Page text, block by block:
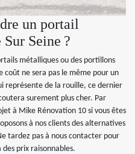
un portail
Seine ?
métalliques ou des portillons
coût ne sera pas le même pour un
représente de la rouille, ce dernier
surement plus cher. Par
à Mike Rénovation 10 si vous êtes
à nos clients des alternatives
tardez pas à nous contacter pour
prix raisonnables.